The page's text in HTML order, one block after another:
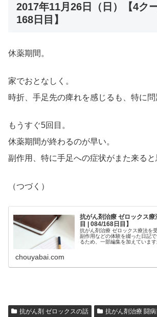
2017年11月26日（日）【4ク
168日目】
休薬期間。
家でおとなしく。
時折、手足先の痺れを感じるも、特に問
もうすぐ5回目。
休薬期間が終わるのが早い。
副作用、特に手足への症状がまた来ると
（つづく）
抗がん剤治療 ゼロックス
目 | 084/168日目】
抗がん剤治療 ゼロックス療法を
副作用などの体験を綴った日記
るため、一部編集を加えていま
chouyabai.com
抗がん剤 ゼロックスの話 抗がん剤治療 闘